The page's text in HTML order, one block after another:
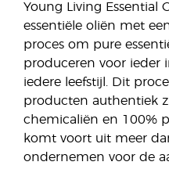
Young Living Essential
essentiële oliën met
proces om pure
produceren voor ieder
iedere leefstijl. Dit
producten authentiek
chemicaliën en 100%
komt voort uit meer
ondernemen voor de